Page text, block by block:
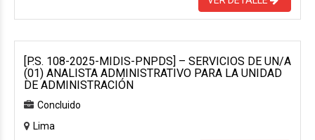
[P.S. 108-2025-MIDIS-PNPDS] – SERVICIOS DE UN/A
(01) ANALISTA ADMINISTRATIVO PARA LA UNIDAD
DE ADMINISTRACIÓN
Concluido
Lima